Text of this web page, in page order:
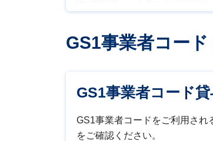
GS1事業者コー
GS1事業者コード
GS1事業者コードをご利用され
をご確認ください。